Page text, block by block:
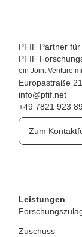
PFIF Partner
PFIF
ein Joint Venture
Europastraße
info@pfif.net
+49 7821 923
Zum
Leistungen
Zuschuss